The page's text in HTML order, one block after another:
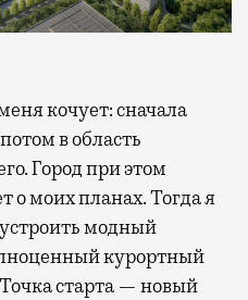
в область
Город при этом
о моих планах. Тогда я
модный
курортный
старта — новый